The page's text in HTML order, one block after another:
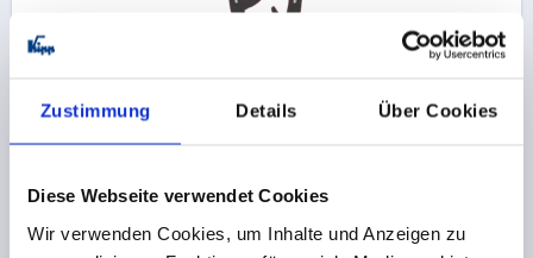
Zustimmung Details Über Cookies
Diese Webseite verwendet Cookies
Wir verwenden Cookies, um Inhalte und Anzeigen zu
10000X11X15,8, FORM:C, PVC SCHWARZ L=10 METER
FORM=C LÄNGE=10000
BREITE=11
HÖHE=15,8
Bestellnummer:K1367.217X10000